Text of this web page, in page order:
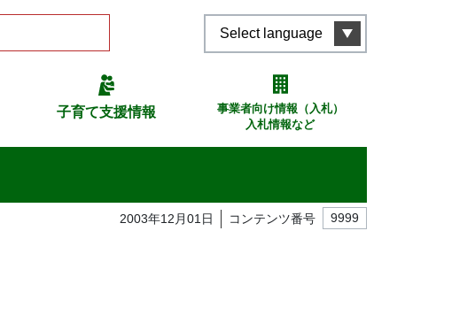
Select language
子育て支援情報
事業者向け情報（入札）
入札情報など
2003年12月01日 コンテンツ番号 9999